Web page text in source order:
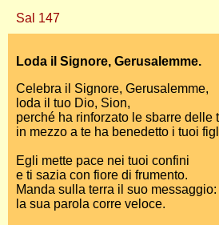
Sal 147
Loda il Signore, Gerusalemme.
Celebra il Signore, Gerusalemme,
loda il tuo Dio, Sion,
perché ha rinforzato le sbarre delle
in mezzo a te ha benedetto i tuoi
Egli mette pace nei tuoi confini
e ti sazia con fiore di frumento.
Manda sulla terra il suo messaggio:
la sua parola corre veloce.